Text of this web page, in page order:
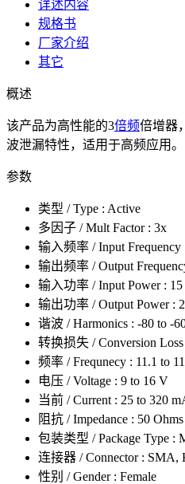
详述内容
规格书
厂家介绍
其它
概述
该产品为高性能的3倍频倍增器
波泄漏特性，适用于高频应用。
参数
类型 / Type : Active
多因子 / Mult Factor : 3x
输入频率 / Input Frequency
输出频率 / Output
输入功率 / Input Power :
输出功率 / Output Power :
谐波 / Harmonics : -80 to -
转换损失 / Conversion
频率 / Frequnecy : 11.1 to
电压 / Voltage : 9 to 16 V
当前 / Current : 25 to 320
阻抗 / Impedance : 50 Ohms
包装类型 / Package Type :
连接器 / Connector : SMA,
性别 / Gender : Female